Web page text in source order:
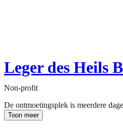
Leger des Heils
Non-profit
De ontmoetingsplek is meerdere
Toon meer